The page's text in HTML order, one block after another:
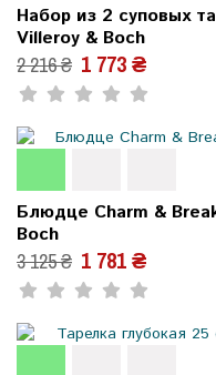
Набор из 2 суповых
Villeroy & Boch
2 216 ₴ 1 773 ₴
Блюдце Charm &
Boch
3 125 ₴ 1 781 ₴